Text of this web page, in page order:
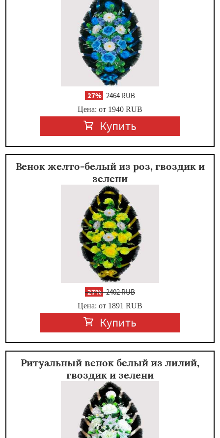
-27%2464 RUB
Цена: от 1940 RUB
Купить
Венок желто-белый из роз, гвоздик и
зелени
-27%2402 RUB
Цена: от 1891 RUB
Купить
Ритуальный венок белый из лилий,
гвоздик и зелени